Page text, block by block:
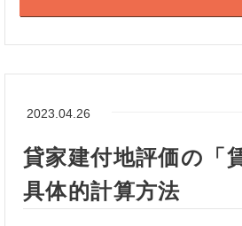
2023.04.26
貸家建付地評価の「
具体的計算方法